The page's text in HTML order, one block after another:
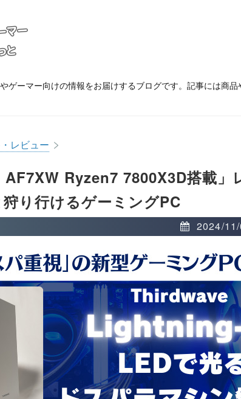
ゲーマー向けの情報をお届けするブログです。記事には商品
レビュー >
Ryzen7 7800X3D搭載」
り行けるゲーミングPC
2024/